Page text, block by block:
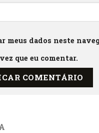
meus dados neste
que eu comentar.